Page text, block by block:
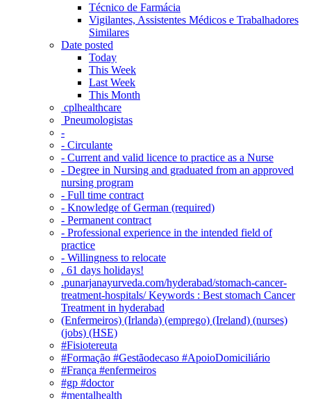
Técnico de Farmácia
Vigilantes, Assistentes Médicos e Trabalhadores
Similares
Date posted
Today
This Week
Last Week
This Month
‎ cplhealthcare‬
Pneumologistas
-
- Circulante
- Current and valid licence to practice as a Nurse
- Degree in Nursing and graduated from an approved
nursing program
- Full time contract
- Knowledge of German (required)
- Permanent contract
- Professional experience in the intended field of
practice
- Willingness to relocate
. 61 days holidays!
.punarjanayurveda.com/hyderabad/stomach-cancer-
treatment-hospitals/ Keywords : Best stomach Cancer
Treatment in hyderabad
(Enfermeiros) (Irlanda) (emprego) (Ireland) (nurses)
(jobs) (HSE)
#Fisiotereuta
#Formação #Gestãodecaso #ApoioDomiciliário
#França #enfermeiros
#gp #doctor
#mentalhealth